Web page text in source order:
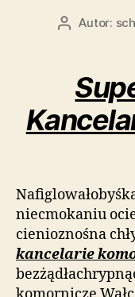
AutorAutor:
niecmokaniu
cienioznośna
kancelarie